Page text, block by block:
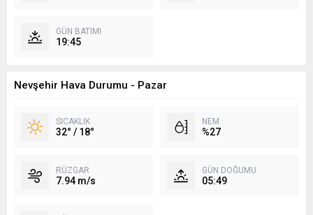
GÜN BATIMI
19:45
Nevşehir Hava Durumu - Pazar
SICAKLIK
32° / 18°
NEM
%27
RÜZGAR
7.94 m/s
GÜN DOĞUMU
05:49